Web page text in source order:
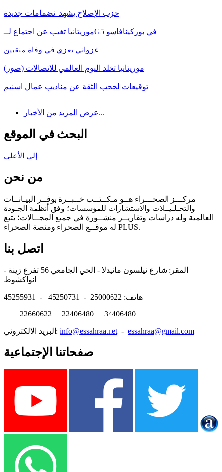
حزب الإصلاح يشهد انضمامات جديدة
موريتانيا تغيب عن اجتماع لــG5 في بوركينافاسو
غزواني يعزي في وفاة منقبين
موريتانيا تخلد اليوم العالمي للاتصالات (صور)
توقيعات لحجب الثقة عن مناديب عمال اسنيم
عرض المزيد من الأخبار...
البحث في الموقع
إلى الأعلى
من نحن
مركـــز الصحـــراء هــو مـكــتــب خــبــرة يوفــر البيـانــات
والتحـلـيــلات والاستشارات للمؤسسات؛ وفق أنظمة الجـودة
العالمية وله دراسات وتقاريــر منشــورة في جميع المجــالات؛ يتبع
له موقــع الصحراء ومنصة الصحراء PLUS.
اتصل بنا
المقر: شارع نيلسون مانيدلا - الحي الجامعي 56 تفرغ زينة -
هاتف: 25000622 - 45250731 - 45255931
22660622 - 22406480 - 34406480
البريد الالكتروني: info@essahraa.net - essahraa@gmail.com
صفحاتنا الإجتماعية